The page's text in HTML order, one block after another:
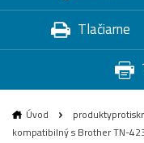
Tlačiarne
Úvod
kompatibilný s Brother TN-